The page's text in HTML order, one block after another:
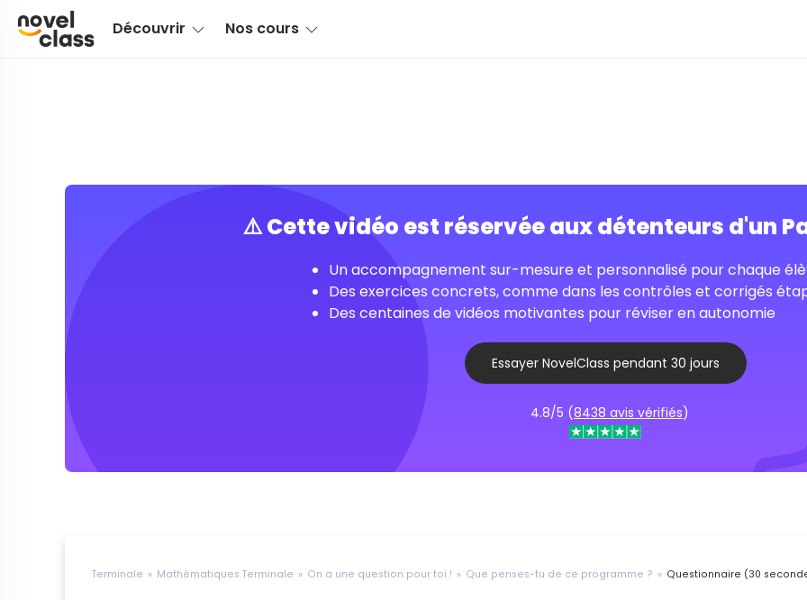
Découvrir Nos cours
⚠️ Cette vidéo est réservée aux détenteurs d'un
Un accompagnement sur-mesure et personnalisé pour chaque
Des exercices concrets, comme dans les contrôles et corrigés
Des centaines de vidéos motivantes pour réviser en autonomie
Essayer NovelClass pendant 30 jours
4.8/5 (8438 avis vérifiés)
Terminale Mathématiques Terminale On a une question pour toi ! Que penses-tu de ce programme ? Questionnaire (30